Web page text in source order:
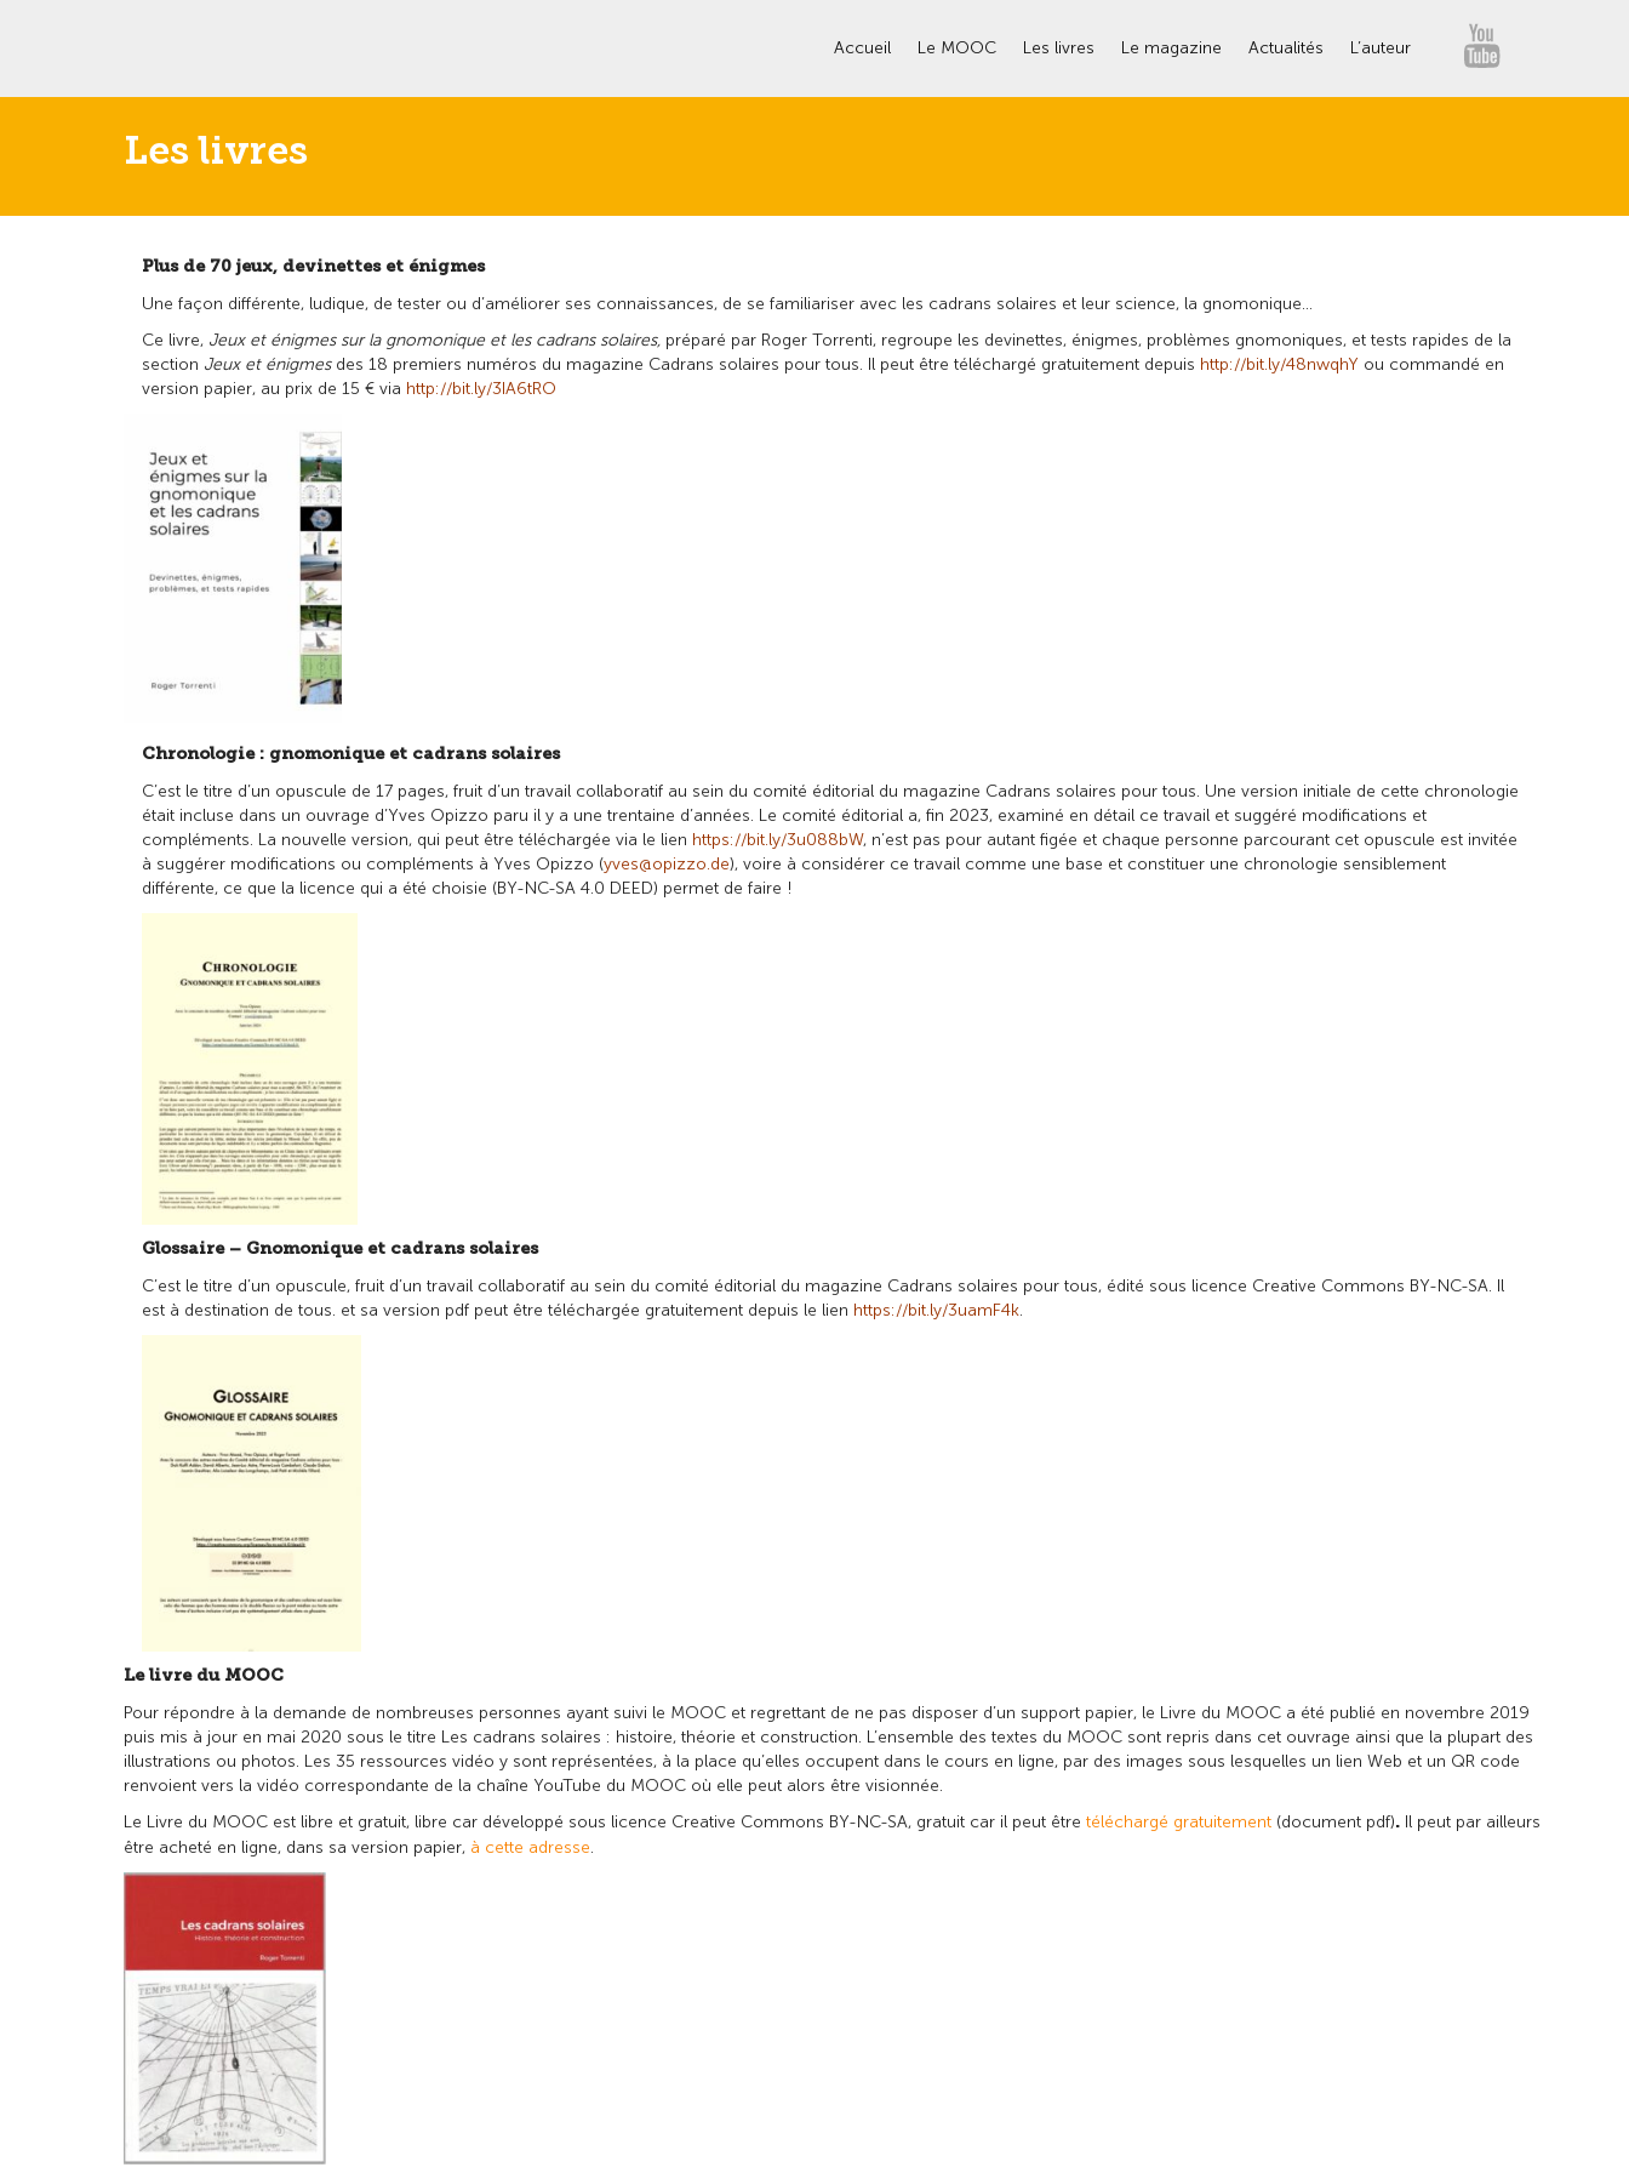
Accueil Le MOOC Les livres Le magazine Actualités L’auteur
Les livres
Plus de 70 jeux, devinettes et énigmes
Une façon différente, ludique, de tester ou d’améliorer ses connaissances, de se familiariser avec les cadrans solaires et leur science, la gnomonique…
Ce livre, Jeux et énigmes sur la gnomonique et les cadrans solaires, préparé par Roger Torrenti, regroupe les devinettes, énigmes, problèmes gnomoniques, et tests rapides de la
section Jeux et énigmesdes 18 premiers numéros du magazine Cadrans solaires pour tous. Il peut être téléchargé gratuitement depuis http://bit.ly/48nwqhY ou commandé en
version papier, au prix de 15 € via http://bit.ly/3IA6tRO
Chronologie : gnomonique et cadrans solaires
C’est le titre d’un opuscule de 17 pages, fruit d’un travail collaboratif au sein du comité éditorial du magazine Cadrans solaires pour tous. Une version initiale de cette chronologie
était incluse dans un ouvrage d’Yves Opizzo paru il y a une trentaine d’années. Le comité éditorial a, fin 2023, examiné en détail ce travail et suggéré modifications et
compléments. La nouvelle version, qui peut être téléchargée via le lien https://bit.ly/3u088bW, n’est pas pour autant figée et chaque personne parcourant cet opuscule est invitée
à suggérer modifications ou compléments à Yves Opizzo (yves@opizzo.de), voire à considérer ce travail comme une base et constituer une chronologie sensiblement
différente, ce que la licence qui a été choisie (BY-NC-SA 4.0 DEED) permet de faire !
Glossaire – Gnomonique et cadrans solaires
C’est le titre d’un opuscule, fruit d’un travail collaboratif au sein du comité éditorial du magazine Cadrans solaires pour tous, édité sous licence Creative Commons BY-NC-SA. Il
est à destination de tous. et sa version pdf peut être téléchargée gratuitement depuis le lien https://bit.ly/3uamF4k.
Le livre du MOOC
Pour répondre à la demande de nombreuses personnes ayant suivi le MOOC et regrettant de ne pas disposer d’un support papier, le Livre du MOOC a été publié en novembre 2019
puis mis à jour en mai 2020 sous le titre Les cadrans solaires : histoire, théorie et construction. L’ensemble des textes du MOOC sont repris dans cet ouvrage ainsi que la plupart des
illustrations ou photos. Les 35 ressources vidéo y sont représentées, à la place qu’elles occupent dans le cours en ligne, par des images sous lesquelles un lien Web et un QR code
renvoient vers la vidéo correspondante de la chaîne YouTube du MOOC où elle peut alors être visionnée.
Le Livre du MOOC est libre et gratuit, libre car développé sous licence Creative Commons BY-NC-SA, gratuit car il peut être téléchargé gratuitement (document pdf). Il peut par ailleurs
être acheté en ligne, dans sa version papier, à cette adresse.